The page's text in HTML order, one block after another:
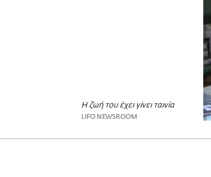
Η ζωή του έχει γίνει ταινία
LIFO NEWSROOM